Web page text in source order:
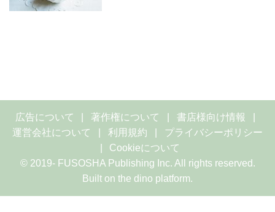
広告について 著作権について
書店様向け情報
運営会社について
利用規約
プライバシーポリシー
Cookieについて
© 2019- FUSOSHA Publishing Inc. All rights reserved.
Built on the dino platform.